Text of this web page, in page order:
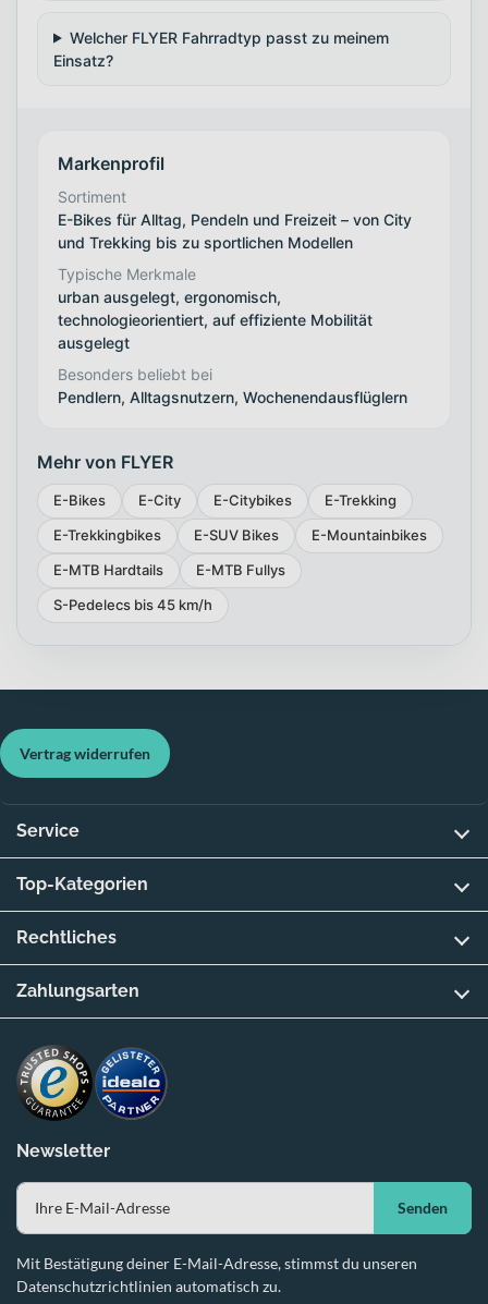
Welcher FLYER Fahrradtyp passt zu meinem
Einsatz?
Markenprofil
Sortiment
E-Bikes für Alltag, Pendeln und Freizeit – von City
und Trekking bis zu sportlichen Modellen
Typische Merkmale
urban ausgelegt, ergonomisch,
technologieorientiert, auf effiziente Mobilität
ausgelegt
Besonders beliebt bei
Pendlern, Alltagsnutzern, Wochenendausflüglern
Mehr von FLYER
E-Bikes E-City E-Citybikes
E-Trekking
E-Trekkingbikes
E-SUV Bikes
E-Mountainbikes
E-MTB Hardtails
E-MTB Fullys
S-Pedelecs bis 45 km/h
Newsletter
Senden
Mit Bestätigung deiner E-Mail-Adresse, stimmst du unseren
Datenschutzrichtlinien automatisch zu.
Vertrag widerrufen
Service
Top-Kategorien
Rechtliches
Zahlungsarten